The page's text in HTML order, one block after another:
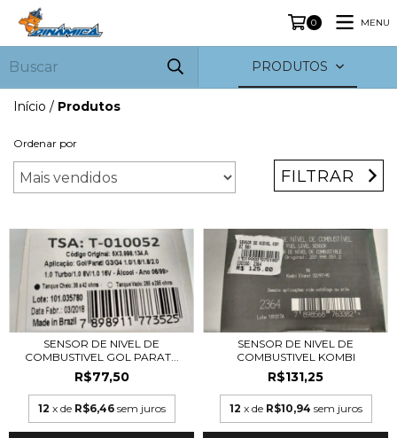
0 MENU
PRODUTOS
Início / Produtos
Ordenar por
FILTRAR
SENSOR DE NIVEL DE
COMBUSTIVEL GOL PARAT...
R$77,50
12 x de R$6,46 sem juros
SENSOR DE NIVEL DE
COMBUSTIVEL KOMBI
R$131,25
12 x de R$10,94 sem juros